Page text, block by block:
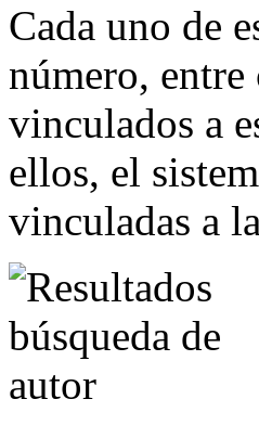
Cada uno de
número, entre
vinculados a
ellos, el
vinculadas a